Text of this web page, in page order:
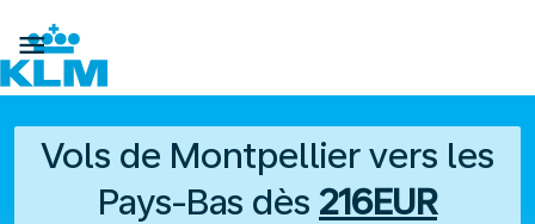

Vols de Montpellier vers les
Pays-Bas dès 216EUR